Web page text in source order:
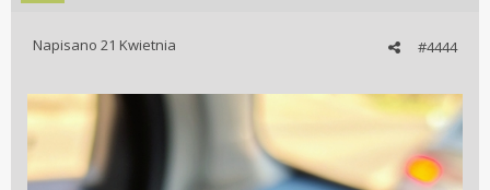
#4444
Napisano 21 Kwietnia